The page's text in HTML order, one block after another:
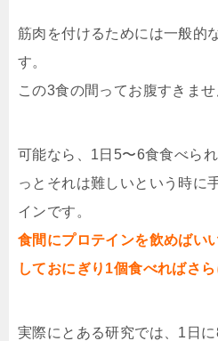
筋肉を付けるためには一般的
す。
この3食の間ってお腹すきませ
可能なら、1日5〜6食食べら
っとそれは難しいという時に
インです。
食間にプロテインを飲めばい
しておにぎり1個食べればさら
実際にとある研究では、1日